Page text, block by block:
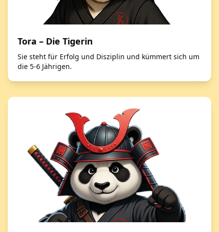
Tora – Die Tigerin
Sie steht für Erfolg und Disziplin und kümmert sich um
die 5-6 Jährigen.